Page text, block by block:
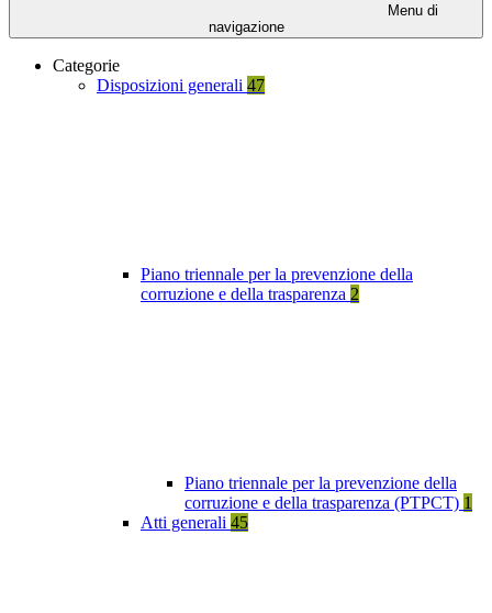
Menu di
navigazione
Categorie
Disposizioni generali 47
Piano triennale per la prevenzione della
corruzione e della trasparenza 2
Piano triennale per la prevenzione della
corruzione e della trasparenza (PTPCT) 1
Atti generali 45